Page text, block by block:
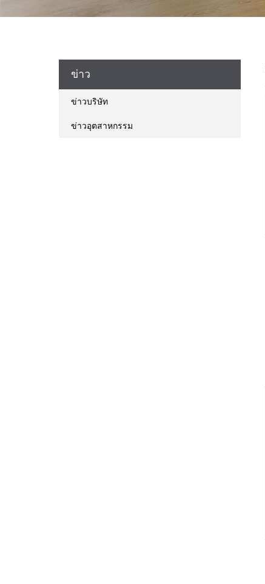
ข่าว
ข่าวบริษัท
ข่าวอุตสาหกรรม